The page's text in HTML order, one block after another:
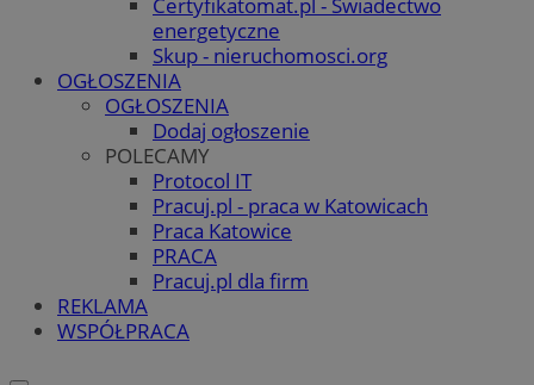
energetyczne
Skup - nieruchomosci.org
OGŁOSZENIA
OGŁOSZENIA
Dodaj ogłoszenie
POLECAMY
Protocol IT
Pracuj.pl - praca w Katowicach
Praca Katowice
PRACA
Pracuj.pl dla firm
REKLAMA
WSPÓŁPRACA